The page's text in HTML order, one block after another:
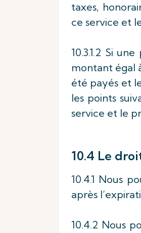
taxes,
ce service et
10.3.1.2 Si
montant égal
été payés et
les points
service et le
10.4 Le
10.4.1 Nous
après
10.4.2 Nous